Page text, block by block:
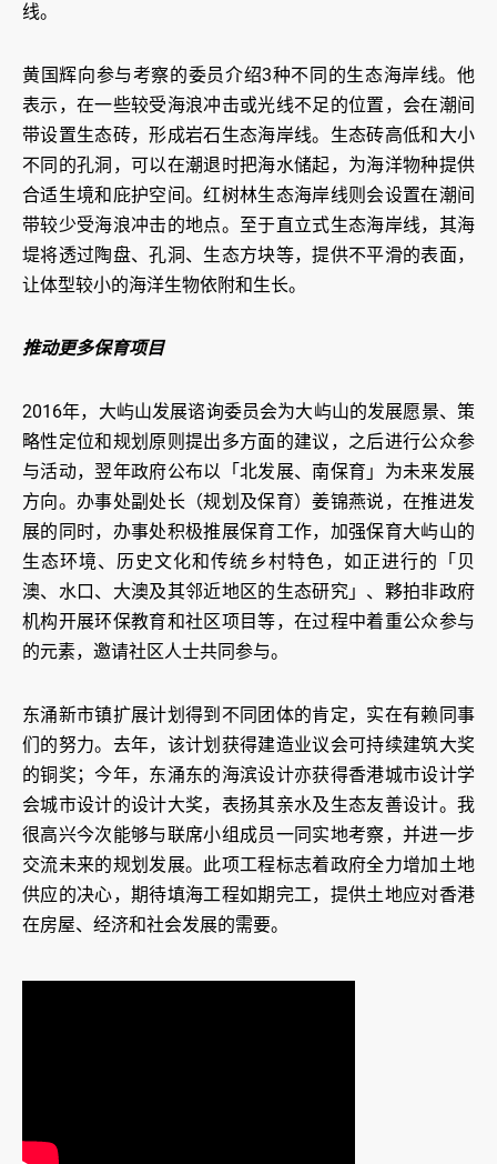
线。
黄国辉向参与考察的委员介绍3种不同的生态海岸线。他
表示，在一些较受海浪冲击或光线不足的位置，会在潮间
带设置生态砖，形成岩石生态海岸线。生态砖高低和大小
不同的孔洞，可以在潮退时把海水储起，为海洋物种提供
合适生境和庇护空间。红树林生态海岸线则会设置在潮间
带较少受海浪冲击的地点。至于直立式生态海岸线，其海
堤将透过陶盘、孔洞、生态方块等，提供不平滑的表面，
让体型较小的海洋生物依附和生长。
推动更多保育项目
2016年，大屿山发展谘询委员会为大屿山的发展愿景、策
略性定位和规划原则提出多方面的建议，之后进行公众参
与活动，翌年政府公布以「北发展、南保育」为未来发展
方向。办事处副处长（规划及保育）姜锦燕说，在推进发
展的同时，办事处积极推展保育工作，加强保育大屿山的
生态环境、历史文化和传统乡村特色，如正进行的「贝
澳、水口、大澳及其邻近地区的生态研究」、夥拍非政府
机构开展环保教育和社区项目等，在过程中着重公众参与
的元素，邀请社区人士共同参与。
东涌新市镇扩展计划得到不同团体的肯定，实在有赖同事
们的努力。去年，该计划获得建造业议会可持续建筑大奖
的铜奖；今年，东涌东的海滨设计亦获得香港城市设计学
会城市设计的设计大奖，表扬其亲水及生态友善设计。我
很高兴今次能够与联席小组成员一同实地考察，并进一步
交流未来的规划发展。此项工程标志着政府全力增加土地
供应的决心，期待填海工程如期完工，提供土地应对香港
在房屋、经济和社会发展的需要。